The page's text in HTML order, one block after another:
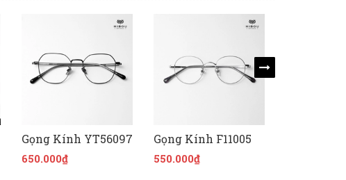
Gọng Kính YT56097
650.000₫
Gọng Kính F11005
550.000₫